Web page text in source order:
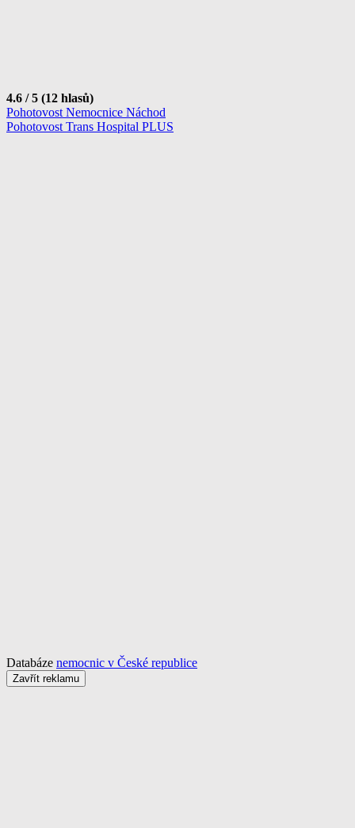
4.6 / 5 (12 hlasů)
Navigace
pro
Pohotovost Nemocnice Náchod
Pohotovost Trans Hospital PLUS
Databáze nemocnic v České republice
Zavřít reklamu